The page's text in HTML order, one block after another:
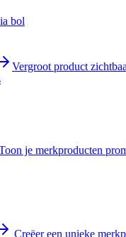
bol
Vergroot product
je merkproducten
Creëer een unieke